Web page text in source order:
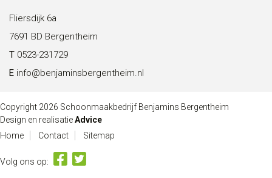
Fliersdijk 6a
7691 BD Bergentheim
T 0523-231729
E info@benjaminsbergentheim.nl
Copyright 2026 Schoonmaakbedrijf Benjamins Bergentheim
Design en realisatieAdvice
Home
Contact Sitemap
Volg ons op: